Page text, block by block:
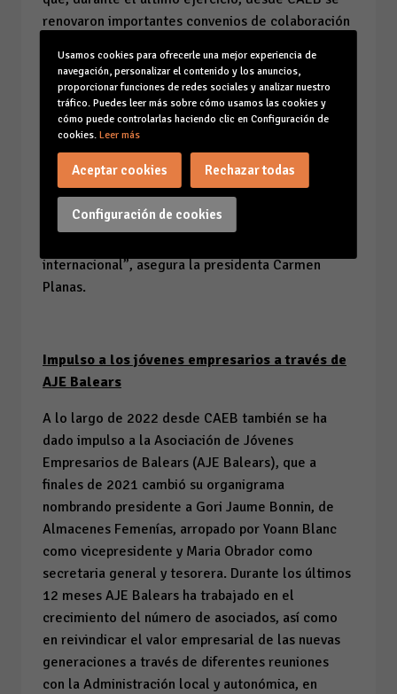
renovaron importantes convenios de colaboración
entidades financieras CaixaBank, Santander y
Sabadell. “Desde CAEB seguimos trabajando para
ayudar a todas nuestras asociaciones y entidades
colaboradoras, a la par que seguimos creciendo y
aumentando nuestro peso como patronal
empresarial aglutinando en una sola voz los
intereses, preocupaciones y defensa del tejido
empresarial de Baleares, tanto dentro del
internacional”, asegura la presidenta Carmen
Planas.
Impulso a los jóvenes empresarios a través de
AJE Balears
A lo largo de 2022 desde CAEB también se ha
dado impulso a la Asociación de Jóvenes
Empresarios de Balears (AJE Balears), que a
finales de 2021 cambió su organigrama
nombrando presidente a Gori Jaume Bonnin, de
Almacenes Femenías, arropado por Yoann Blanc
como vicepresidente y Maria Obrador como
secretaria general y tesorera. Durante los últimos
12 meses AJE Balears ha trabajado en el
crecimiento del número de asociados, así como
en reivindicar el valor empresarial de las nuevas
generaciones a través de diferentes reuniones
con la Administración local y autonómica, en
Usamos cookies para ofrecerle una mejor experiencia de
navegación, personalizar el contenido y los anuncios,
proporcionar funciones de redes sociales y analizar nuestro
tráfico. Puedes leer más sobre cómo usamos las cookies y
cómo puede controlarlas haciendo clic en Configuración de
cookies. Leer más
Configuración de cookies
Aceptar cookies Rechazar todas